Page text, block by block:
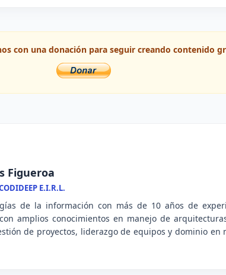
con una donación para seguir creando contenido
Figueroa
E.I.R.L.
de la información con más de 10 años de
amplios conocimientos en manejo de
de proyectos, liderazgo de equipos y dominio en